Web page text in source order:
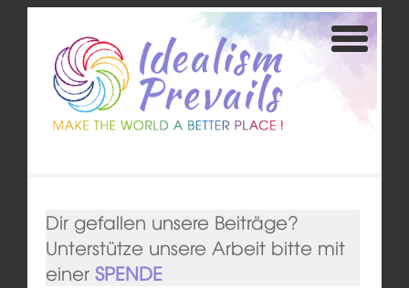
Dir gefallen unsere Beiträge?
Unterstütze unsere Arbeit bitte mit
einer SPENDE